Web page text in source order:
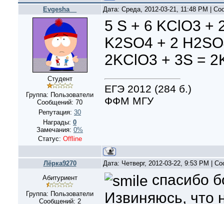
Evgesha__ Дата: Среда, 2012-03-21, 11:48 PM |
Студент
Группа: Пользователи
Сообщений: 70
Репутация: 30
Награды: 0
Замечания: 0%
Статус: Offline
5 S + 6 KClO3 +
K2SO4 + 2
2KClO3 + 3S =
ЕГЭ 2012 (284 б.)
ФФМ МГУ
Лёрка9270
Дата: Четверг, 2012-03-22, 9:53 PM |
Абитуриент
Группа: Пользователи
Сообщений: 2
спасибо
Извиняюсь, что